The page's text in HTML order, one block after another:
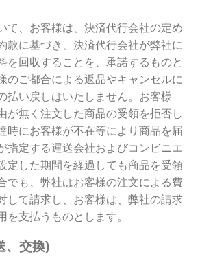
て、お客様は、決済代行会社の定め
款に基づき、決済代行会社が弊社に
を回収することを、承諾するものと
のご都合による返品やキャンセルに
払い戻しはいたしません。お客様
が無く注文した商品の受領を拒否し
時にお客様が不在等により商品を届
指定する運送会社およびコンビニエ
定した期間を経過しても商品を受領
でも、弊社はお客様の注文による費
して請求し、お客様は、弊社の請求
を支払うものとします。
、交換)